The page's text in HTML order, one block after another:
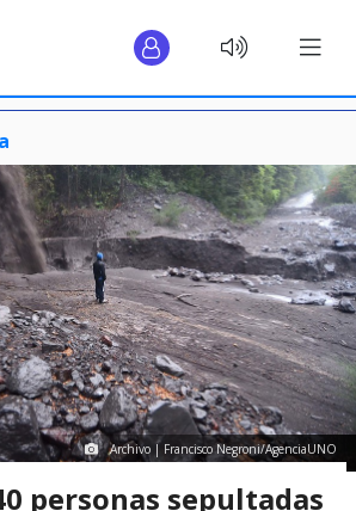
Archivo | Francisco Negroni/AgenciaUNO
personas sepultadas